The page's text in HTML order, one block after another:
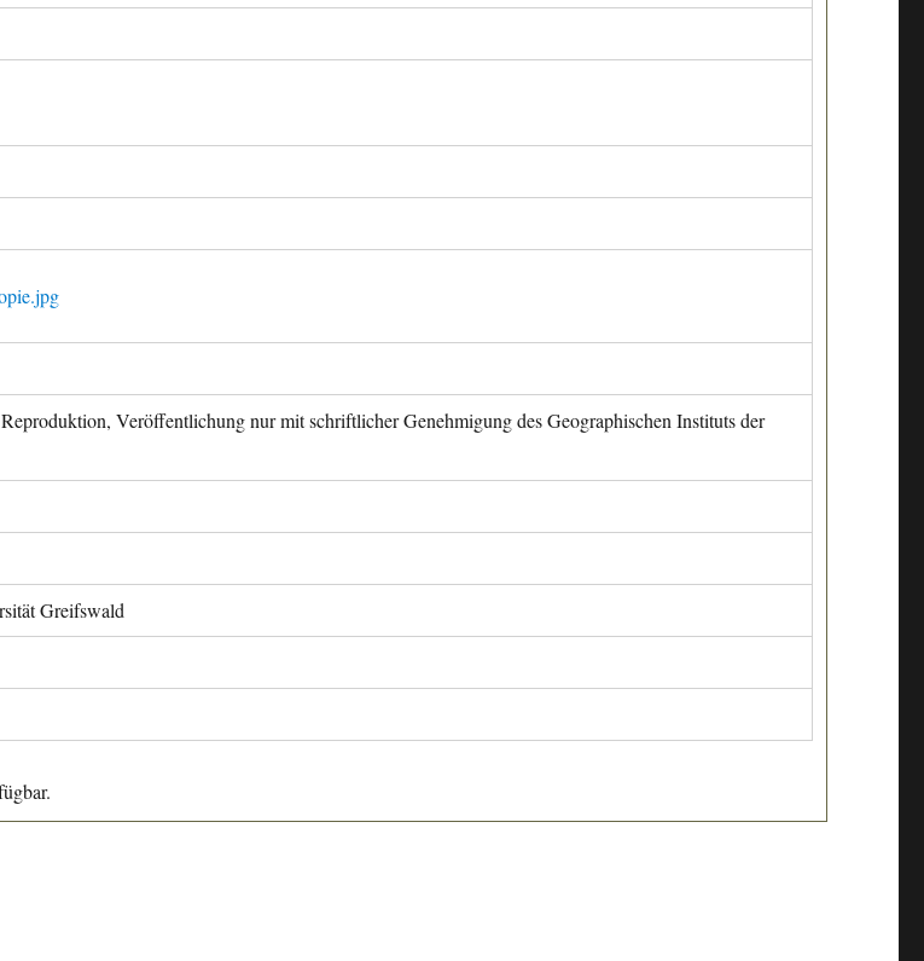
Veröffentlichung nur mit schriftlicher Genehmigung des Geographischen Instituts der
Greifswald